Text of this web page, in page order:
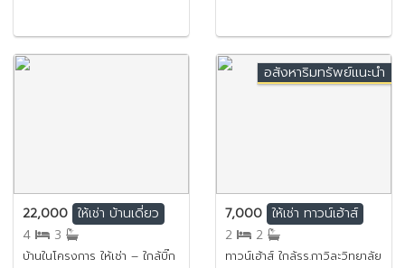
22,000 ให้เช่า บ้านเดี่ยว
4
3
บ้านในโครงการ ให้เช่า – ใกล้บิ๊ก
อสังหาริมทรัพย์แนะนำ
7,000 ให้เช่า ทาวน์เฮ้าส์
2
2
ทาวน์เฮ้าส์ ใกล้รร.กาวิละวิทยาลัย